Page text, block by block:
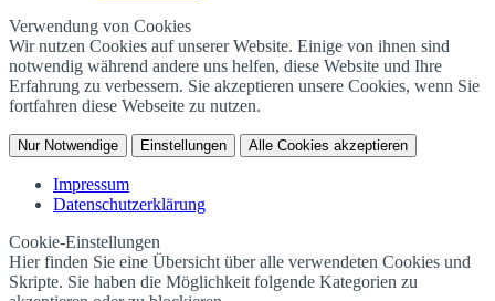
Verwendung von Cookies
Wir nutzen Cookies auf unserer Website. Einige von ihnen sind
notwendig während andere uns helfen, diese Website und Ihre
Erfahrung zu verbessern. Sie akzeptieren unsere Cookies, wenn Sie
fortfahren diese Webseite zu nutzen.
Nur Notwendige Einstellungen Alle Cookies akzeptieren
Impressum
Datenschutzerklärung
Cookie-Einstellungen
Hier finden Sie eine Übersicht über alle verwendeten Cookies und
Skripte. Sie haben die Möglichkeit folgende Kategorien zu